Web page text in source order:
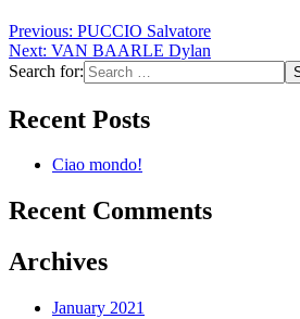
Previous: PUCCIO Salvatore
Next: VAN BAARLE Dylan
Search for:
Recent Posts
Ciao mondo!
Recent Comments
Archives
January 2021